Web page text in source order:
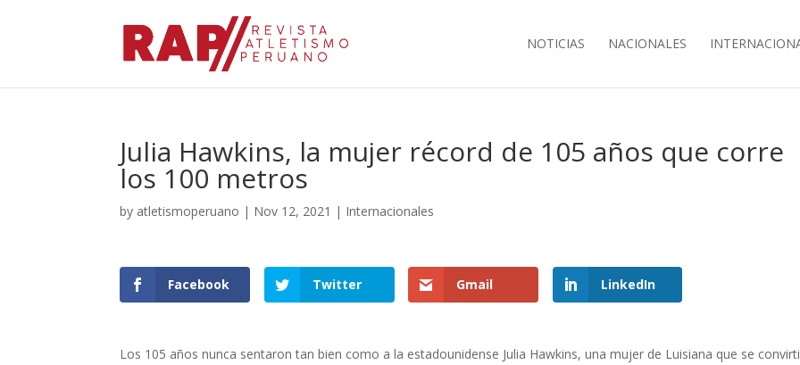
NOTICIAS NACIONALES
Julia Hawkins, la mujer récord de 105 años que corre
los 100 metros
by atletismoperuano | Nov 12, 2021 | Internacionales
Facebook Twitter Gmail LinkedIn
Los 105 años nunca sentaron tan bien como a la estadounidense Julia Hawkins, una mujer de Luisiana que se